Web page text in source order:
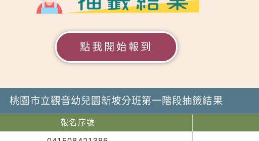
點我開始報到
桃園市立觀音幼兒園新坡分班第一階段抽籤結果
報名序號